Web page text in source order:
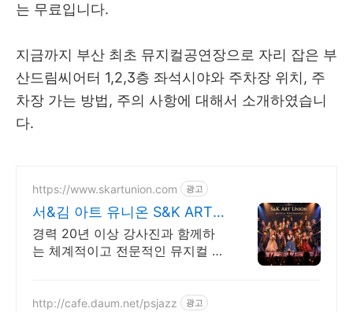
는 무료입니다.
지금까지 부산 최초 뮤지컬공연장으로 자리 잡은 부
산드림씨어터 1,2,3층 좌석시야와 주차장 위치, 주
차장 가는 방법, 주의 사항에 대해서 소개하였습니
다.
https://www.skartunion.com 광고
서&김 아트 유니온 S&K ART
UNION
경력 20년 이상 강사진과 함께하
는 체계적이고 전문적인 뮤지컬 수
요!
http://cafe.daum.net/psjazz 광고